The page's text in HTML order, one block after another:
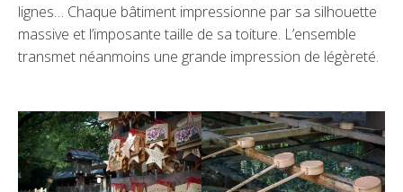
lignes… Chaque bâtiment impressionne par sa silhouette
massive et l’imposante taille de sa toiture. L’ensemble
transmet néanmoins une grande impression de légèreté.